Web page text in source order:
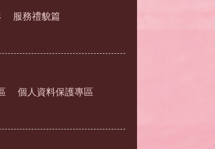
服務禮貌篇
個人資料保護專區